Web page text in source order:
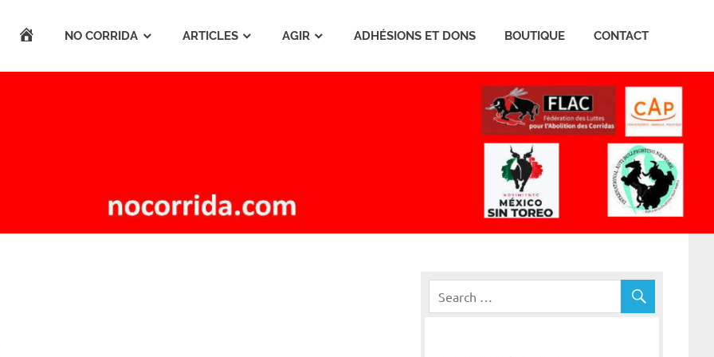
ACCUEILNO CORRIDA ARTICLES AGIR ADHÉSIONS ET DONS BOUTIQUE CONTACT